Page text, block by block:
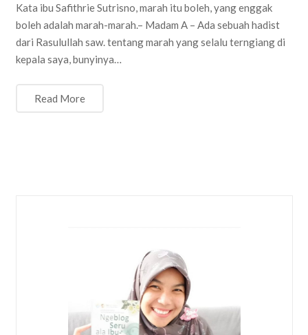
Kata ibu Safithrie Sutrisno, marah itu boleh, yang enggak
boleh adalah marah-marah.– Madam A – Ada sebuah hadist
dari Rasulullah saw. tentang marah yang selalu terngiang di
kepala saya, bunyinya…
Read More